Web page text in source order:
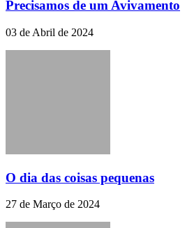
Precisamos de um Avivamento
03 de Abril de 2024
O dia das coisas pequenas
27 de Março de 2024